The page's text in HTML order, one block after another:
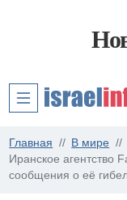
Главная
В мире
Иранское агентство
сообщения о её